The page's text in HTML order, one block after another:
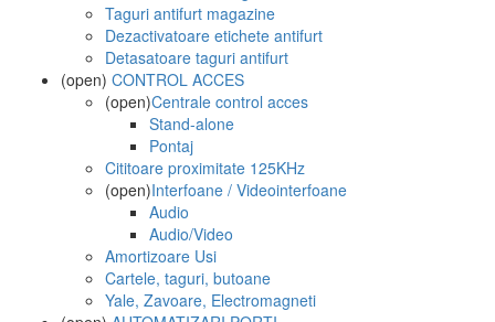
Taguri antifurt magazine
Dezactivatoare etichete antifurt
Detasatoare taguri antifurt
(open) CONTROL ACCES
(open)Centrale control acces
Stand-alone
Pontaj
Cititoare proximitate 125KHz
(open)Interfoane / Videointerfoane
Audio
Audio/Video
Amortizoare Usi
Cartele, taguri, butoane
Yale, Zavoare, Electromagneti